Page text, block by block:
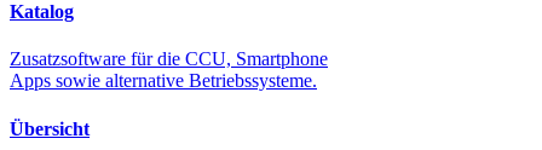
Katalog
Zusatzsoftware für die CCU, Smartphone
Apps sowie alternative Betriebssysteme.
Übersicht